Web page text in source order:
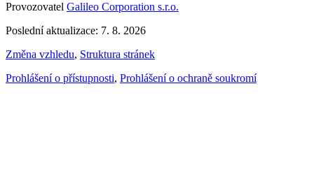
Provozovatel Galileo Corporation s.r.o.
Poslední aktualizace: 7. 8. 2026
Změna vzhledu, Struktura stránek
Prohlášení o přístupnosti, Prohlášení o ochraně soukromí